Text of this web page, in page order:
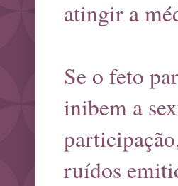
atingir a
Se o feto
inibem a
ruídos